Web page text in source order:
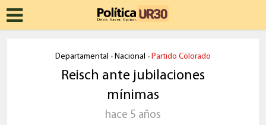
Departamental • Nacional • Partido Colorado
Reisch ante jubilaciones
mínimas
hace 5 años